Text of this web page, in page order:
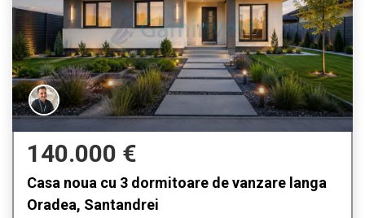
140.000 €
Casa noua cu 3 dormitoare de vanzare langa
Oradea, Santandrei